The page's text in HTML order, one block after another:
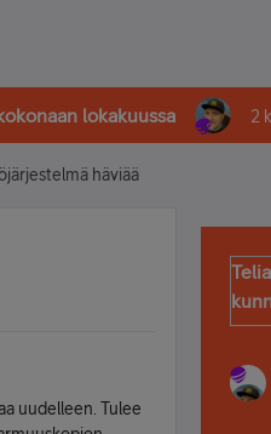
lokakuussa 2
häviää
uudelleen. Tulee